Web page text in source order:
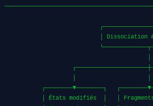
│ Dissociation
┌────────▼────────┐
│ États modifiés  │   │